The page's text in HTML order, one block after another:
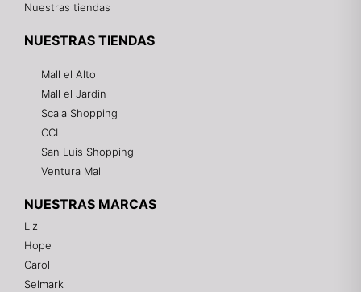
Nuestras tiendas
NUESTRAS TIENDAS
Mall el Alto
Mall el Jardin
Scala Shopping
CCI
San Luis Shopping
Ventura Mall
NUESTRAS MARCAS
Liz
Hope
Carol
Selmark